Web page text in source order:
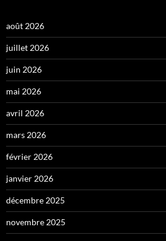
août 2026
juillet 2026
juin 2026
mai 2026
avril 2026
mars 2026
février 2026
janvier 2026
décembre 2025
novembre 2025